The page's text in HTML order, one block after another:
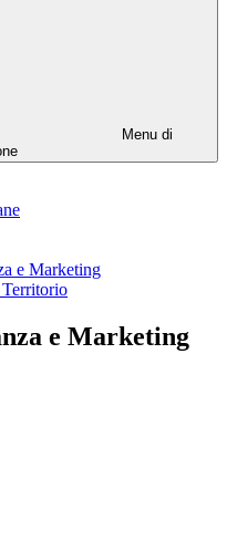
Menu di
e Marketing
e Marketing